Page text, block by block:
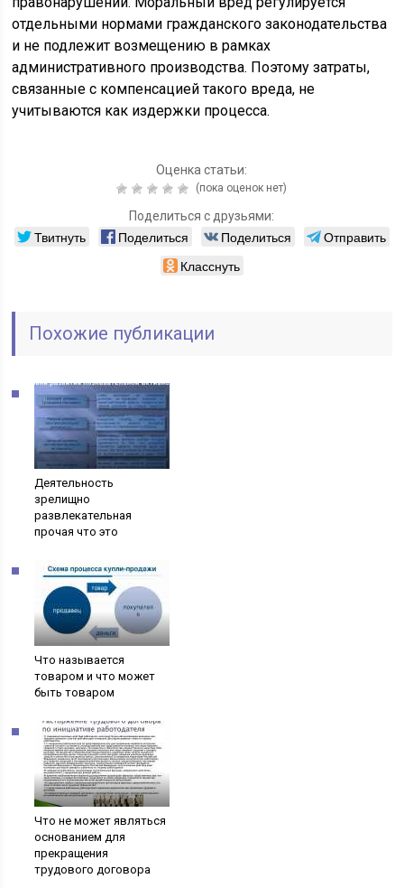
отдельными нормами гражданского законодательства
и не подлежит возмещению в рамках
административного производства. Поэтому затраты,
связанные с компенсацией такого вреда, не
учитываются как издержки процесса.
Оценка статьи:
(пока оценок нет)
Поделиться с друзьями:
Твитнуть Поделиться Поделиться
Отправить
Класснуть
Похожие публикации
Деятельность
зрелищно
развлекательная
прочая что это
Что называется
товаром и что может
быть товаром
Что не может являться
основанием для
прекращения
трудового договора